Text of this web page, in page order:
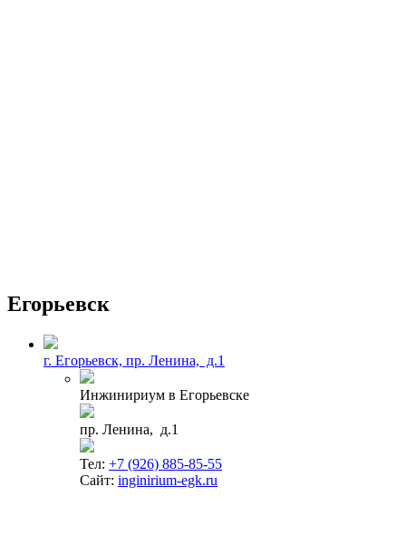
Егорьевск
г. Егорьевск, пр. Ленина, д.1
Инжинириум в Егорьевске
пр. Ленина, д.1
Тел: +7 (926) 885-85-55
Сайт: inginirium-egk.ru